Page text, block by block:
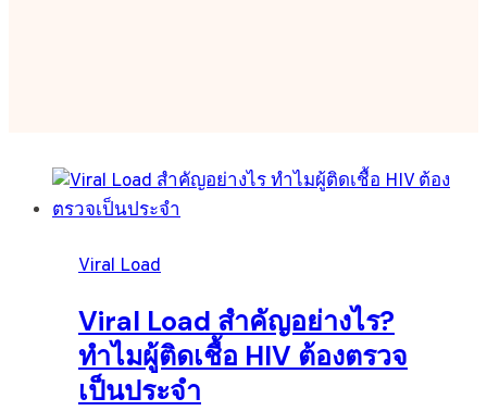
Viral Load
Viral Load สำคัญอย่างไร?
ทำไมผู้ติดเชื้อ HIV ต้องตรวจ
เป็นประจำ